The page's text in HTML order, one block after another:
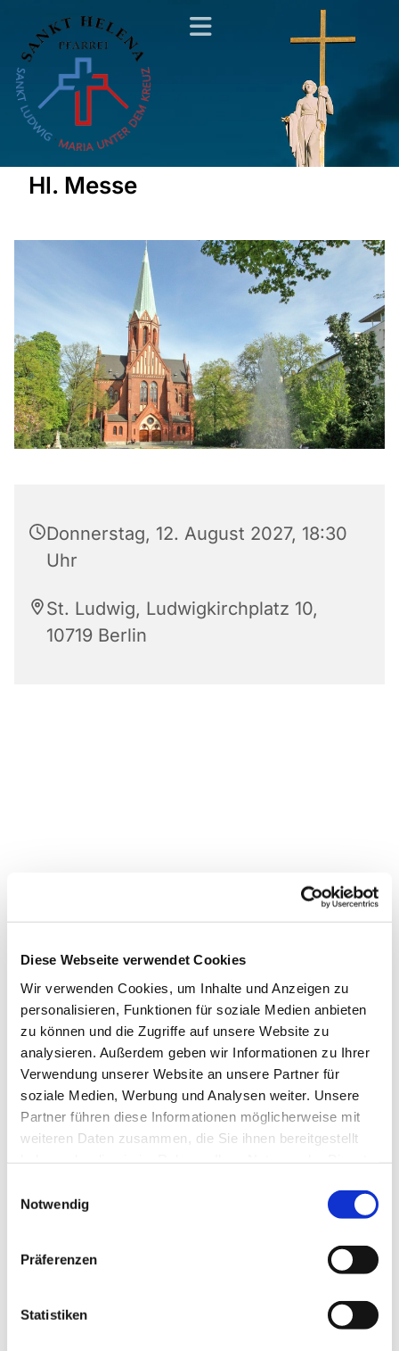
Diese Webseite verwendet Cookies
Wir verwenden Cookies, um Inhalte und Anzeigen zu
personalisieren, Funktionen für soziale Medien anbieten
zu können und die Zugriffe auf unsere Website zu
analysieren. Außerdem geben wir Informationen zu Ihrer
Verwendung unserer Website an unsere Partner für
soziale Medien, Werbung und Analysen weiter. Unsere
Partner führen diese Informationen möglicherweise mit
weiteren Daten zusammen, die Sie ihnen bereitgestellt
Notwendig
Präferenzen
Statistiken
Hl. Messe
Donnerstag, 12. August 2027, 18:30
Uhr
St. Ludwig, Ludwigkirchplatz 10,
10719 Berlin
Dies könnte Sie auch
interessieren